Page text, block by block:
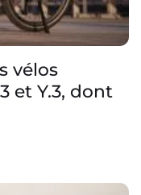
vélos
et Y.3, dont